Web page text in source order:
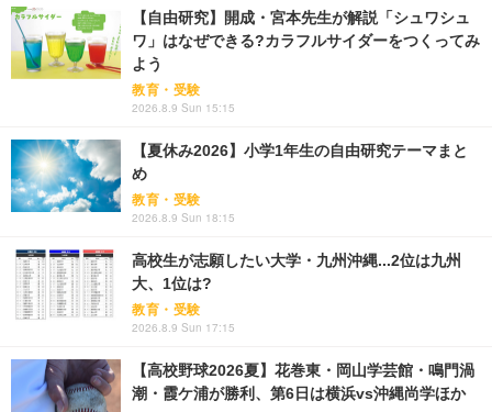
【自由研究】開成・宮本先生が解説「シュワシュ
ワ」はなぜできる?カラフルサイダーをつくってみ
よう
教育・受験
2026.8.9 Sun 15:15
【夏休み2026】小学1年生の自由研究テーマまと
め
教育・受験
2026.8.9 Sun 18:15
高校生が志願したい大学・九州沖縄...2位は九州
大、1位は?
教育・受験
2026.8.9 Sun 17:15
【高校野球2026夏】花巻東・岡山学芸館・鳴門渦
潮・霞ケ浦が勝利、第6日は横浜vs沖縄尚学ほか